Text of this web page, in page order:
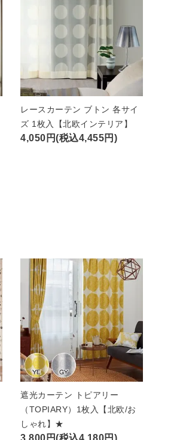
レースカーテン ブトン 各サイ
ズ 1枚入【北欧インテリア】
4,050円(税込4,455円)
遮光カーテン トピアリー
（TOPIARY）1枚入【北欧/お
しゃれ】★
3,800円(税込4,180円)